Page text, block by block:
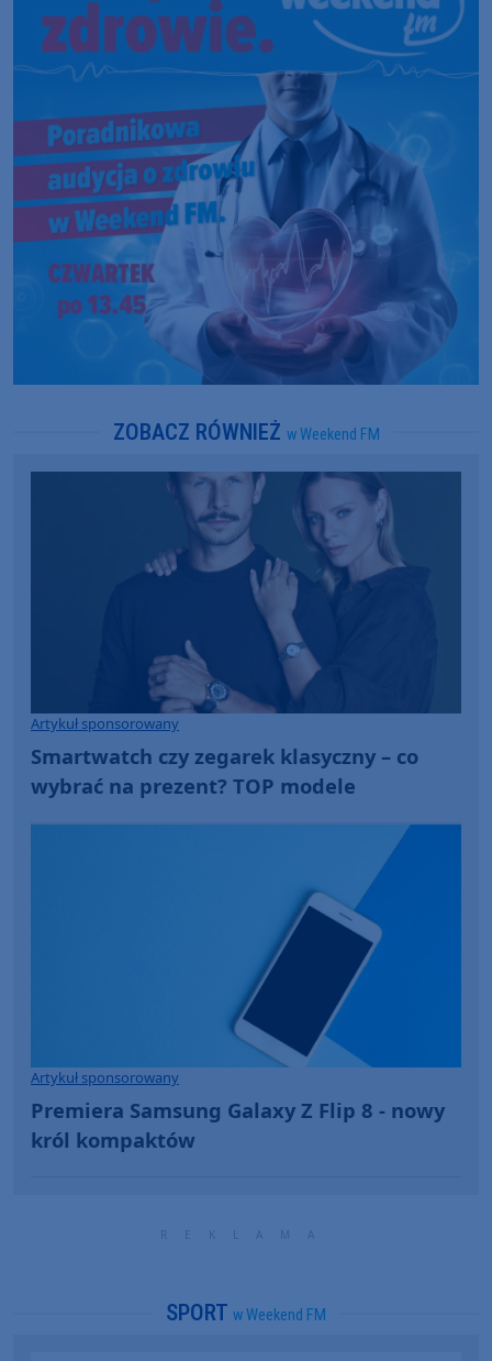
ZOBACZ RÓWNIEŻ w Weekend FM
Artykuł sponsorowany
Smartwatch czy zegarek klasyczny – co
wybrać na prezent? TOP modele
Artykuł sponsorowany
Premiera Samsung Galaxy Z Flip 8 - nowy
król kompaktów
SPORT w Weekend FM